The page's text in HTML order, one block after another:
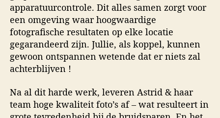
apparatuurcontrole. Dit alles samen zorgt voor
een omgeving waar hoogwaardige
fotografische resultaten op elke locatie
gegarandeerd zijn. Jullie, als koppel, kunnen
gewoon ontspannen wetende dat er niets zal
achterblijven !
Na al dit harde werk, leveren Astrid & haar
team hoge kwaliteit foto’s af – wat resulteert in